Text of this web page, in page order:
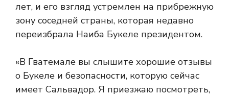
лет, и его взгляд устремлен на прибрежную
зону соседней страны, которая недавно
переизбрала Наиба Букеле президентом.
«В Гватемале вы слышите хорошие отзывы
о Букеле и безопасности, которую сейчас
имеет Сальвадор. Я приезжаю посмотреть,